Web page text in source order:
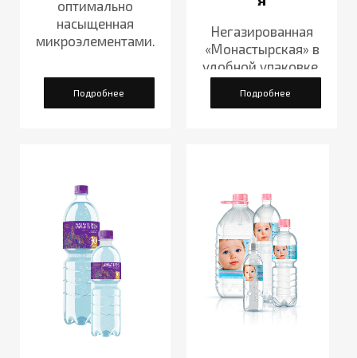
оптимально
насыщенная
микроэлементами.
Подробнее
Негазированная
«Монастырская» в
удобной упаковке.
Подробнее